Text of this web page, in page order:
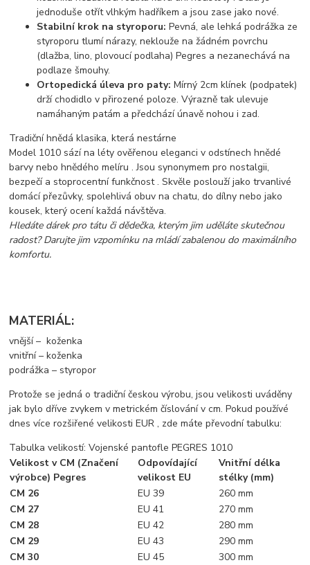
jednoduše otřít vlhkým hadříkem a jsou zase jako nové.
Stabilní krok na styroporu: Pevná, ale lehká podrážka ze
styroporu tlumí nárazy, neklouže na žádném povrchu
(dlažba, lino, plovoucí podlaha) Pegres a nezanechává na
podlaze šmouhy.
Ortopedická úleva pro paty: Mírný 2cm klínek (podpatek)
drží chodidlo v přirozené poloze. Výrazně tak ulevuje
namáhaným patám a předchází únavě nohou i zad.
Tradiční hnědá klasika, která nestárne
Model 1010 sází na léty ověřenou eleganci v odstínech hnědé
barvy nebo hnědého melíru. Jsou synonymem pro nostalgii,
bezpečí a stoprocentní funkčnost . Skvěle poslouží jako trvanlivé
domácí přezůvky, spolehlivá obuv na chatu, do dílny nebo jako
kousek, který ocení každá návštěva.
Hledáte dárek pro tátu či dědečka, kterým jim uděláte skutečnou
radost? Darujte jim vzpomínku na mládí zabalenou do maximálního
komfortu.
MATERIÁL:
vnější – koženka
vnitřní – koženka
podrážka – styropor
Protože se jedná o tradiční českou výrobu, jsou velikosti uváděny
jak bylo dříve zvykem v metrickém číslování v cm. Pokud používé
dnes více rozšiřené velikosti EUR , zde máte převodní tabulku:
Tabulka velikostí: Vojenské pantofle PEGRES 1010
Velikost v CM (Značení
výrobce) Pegres
Odpovídající
velikost EU
Vnitřní délka
stélky (mm)
CM 26
EU 39
260 mm
CM 27
EU 41
270 mm
CM 28
EU 42
280 mm
CM 29
EU 43
290 mm
CM 30
EU 45
300 mm